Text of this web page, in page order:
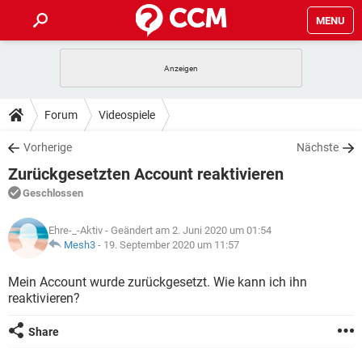
MENU
ANDROID
WINDOWS 10
WHATSAPP TIKTOK
FACEBOOK
TIPPS & TRICKS
SPIELE
WINDOWS 10
WHATSAPP
FACEBOOK HARDWARE
DOWNLOADS
SPIELE STREAMING
ANDROID
WINDOWS 10 INSTAGRAM
WHATSAPP
FACEBOOK HARDWARE
FORUM
SPIELE
ANDROID IOS
WHATSAPP
FACEBOOK
LEXIKON
SPIELE
ANDROID IOS
WHATSAPP
Forum Videospiele
Vorherige Nächste
Zurückgesetzten Account reaktivieren
Geschlossen
Ehre-_-Aktiv - Geändert am 2. Juni 2020 um 01:54
Mesh3 - 19. September 2020 um 11:57
Mein Account wurde zurückgesetzt. Wie kann ich ihn
reaktivieren?
Share